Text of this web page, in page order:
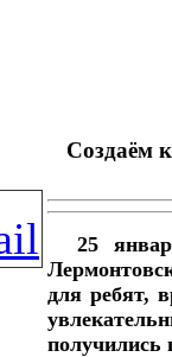
Создаём
25
для ребят,
получились